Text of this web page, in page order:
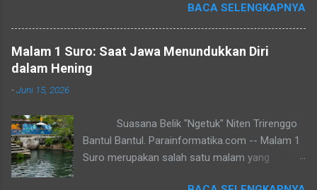
datang setelah rutinitas berakhir, dan peluang baru untuk
menemukan jati diri. Tidak ada yang bisa menghindari waktu.
Cepat atau lambat, setiap pegawai akan tiba pada masa yang
disebut pensiun — masa di mana rutinitas berhenti, namun
hidup sejatinya baru dimulai. Baca juga: Jasa Pembuatan
Website sederhana untuk Pemula Masa purna tugas seringkali
Pensiun datang seiring pertambahan usia, dan jauh-jauh hari
sebenarnya setiap orang sudah tahu kapan waktunya tiba.
Pensiun atau purna tugas adalah tahap akhir dari perjalanan
kerja seseorang. Ia bukan sekadar pemutusan hubungan kerja,
BACA SELENGKAPNYA
Malam 1 Suro: Saat Jawa Menundukkan Diri
dalam Hening
-Juni 15, 2026
Suasana Belik "Ngetuk" Niten Trirenggo
Bantul Bantul. Parainformatika.com -- Malam 1
Suro merupakan salah satu malam yang